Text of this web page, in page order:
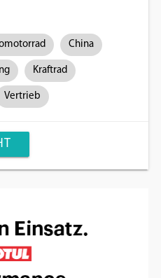
China
Kraftrad
Vertrieb